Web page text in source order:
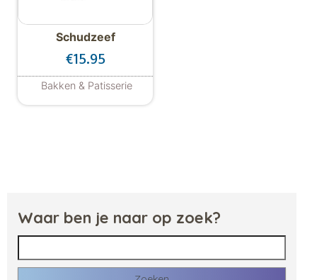
Schudzeef
€15.95
Bakken & Patisserie
Waar ben je naar op zoek?
Zoeken naar: